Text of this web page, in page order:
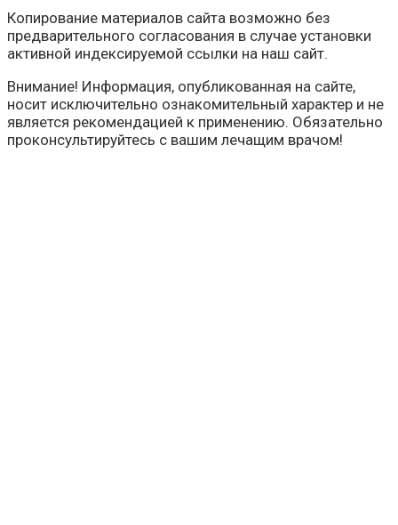
Копирование материалов сайта возможно без
предварительного согласования в случае установки
активной индексируемой ссылки на наш сайт.
Внимание! Информация, опубликованная на сайте,
носит исключительно ознакомительный характер и не
является рекомендацией к применению. Обязательно
проконсультируйтесь с вашим лечащим врачом!